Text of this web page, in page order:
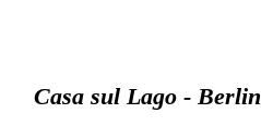
Casa sul Lago - Berlin